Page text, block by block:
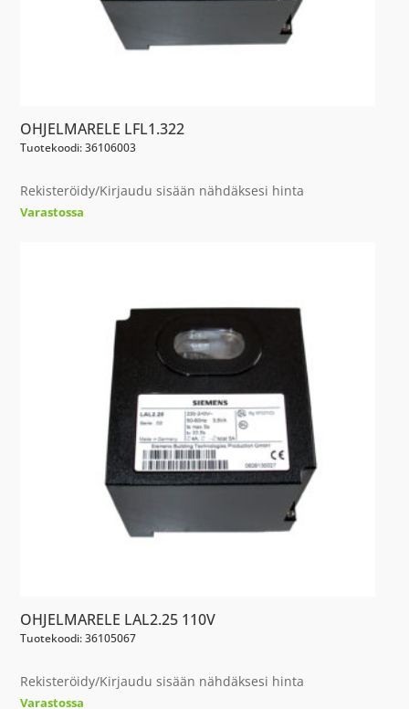
OHJELMARELE LFL1.322
Tuotekoodi: 36106003
Rekisteröidy/Kirjaudu sisään nähdäksesi hinta
Varastossa
OHJELMARELE LAL2.25 110V
Tuotekoodi: 36105067
Rekisteröidy/Kirjaudu sisään nähdäksesi hinta
Varastossa